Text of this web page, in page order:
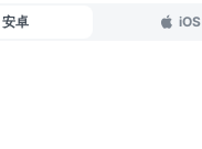
安卓 iOS